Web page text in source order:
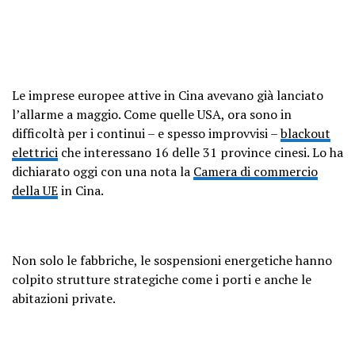
Le imprese europee attive in Cina avevano già lanciato
l’allarme a maggio. Come quelle USA, ora sono in
difficoltà per i continui – e spesso improvvisi –blackout
elettrici che interessano 16 delle 31 province cinesi. Lo ha
dichiarato oggi con una nota la Camera di commercio
della UEin Cina.
Non solo le fabbriche, le sospensioni energetiche hanno
colpito strutture strategiche come i porti e anche le
abitazioni private.